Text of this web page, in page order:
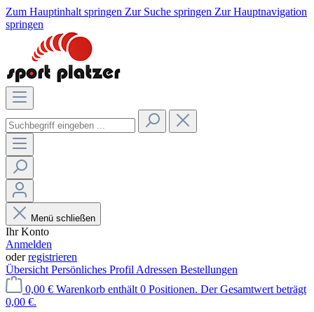
Zum Hauptinhalt springen Zur Suche springen Zur Hauptnavigation
springen
Menü schließen
Ihr Konto
Anmelden
oderregistrieren
Übersicht Persönliches Profil Adressen Bestellungen
0,00 € Warenkorb enthält 0 Positionen. Der Gesamtwert beträgt
0,00 €.